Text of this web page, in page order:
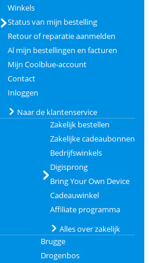
Winkels
Status van mijn bestelling
Retour of reparatie aanmelden
Al mijn bestellingen en facturen
Mijn Coolblue-account
Contact
Inloggen
Naar de klantenservice
Zakelijk bestellen
Zakelijke cadeaubonnen
Bedrijfswinkels
Digisprong
Bring Your Own Device
Cadeauwinkel
Affiliate programma
Alles over zakelijk
Brugge
Drogenbos